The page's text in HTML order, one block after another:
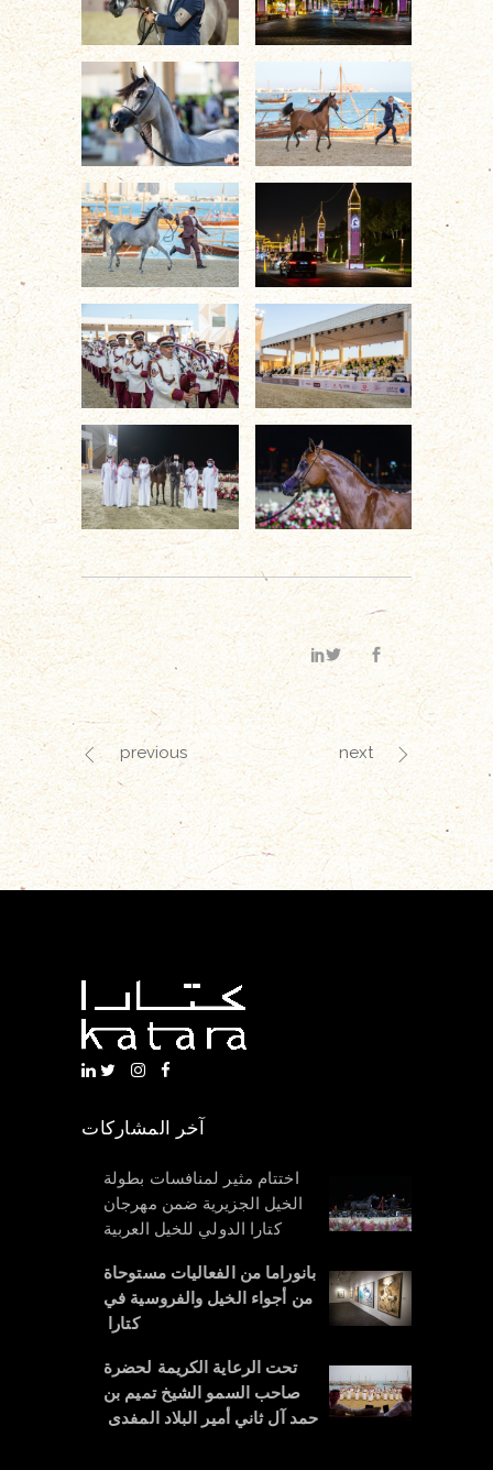
previous next
آخر المشاركات
اختتام مثير لمنافسات بطولة
الخيل الجزيرية ضمن مهرجان
كتارا الدولي للخيل العربية
بانوراما من الفعاليات مستوحاة
من أجواء الخيل والفروسية في
كتارا
تحت الرعاية الكريمة لحضرة
صاحب السمو الشيخ تميم بن
حمد آل ثاني أمير البلاد المفدى